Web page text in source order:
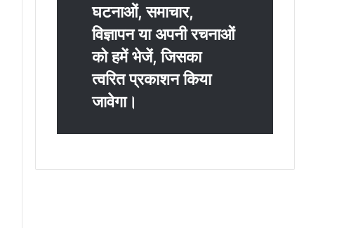
घटनाओं, समाचार,
विज्ञापन या अपनी रचनाओं
को हमें भेजें, जिसका
त्‍वरित प्रकाशन किया
जावेगा।